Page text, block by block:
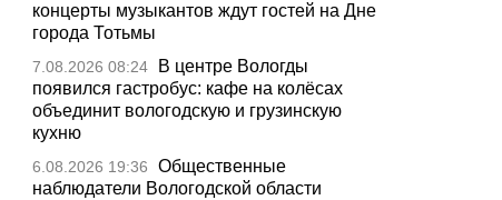
концерты музыкантов ждут гостей на Дне
города Тотьмы
7.08.2026 08:24
В центре Вологды
появился гастробус: кафе на колёсах
объединит вологодскую и грузинскую
кухню
6.08.2026 19:36
Общественные
наблюдатели Вологодской области